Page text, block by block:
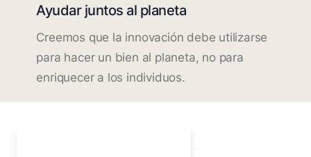
Ayudar juntos al planeta
Creemos que la innovación debe utilizarse
para hacer un bien al planeta, no para
enriquecer a los individuos.